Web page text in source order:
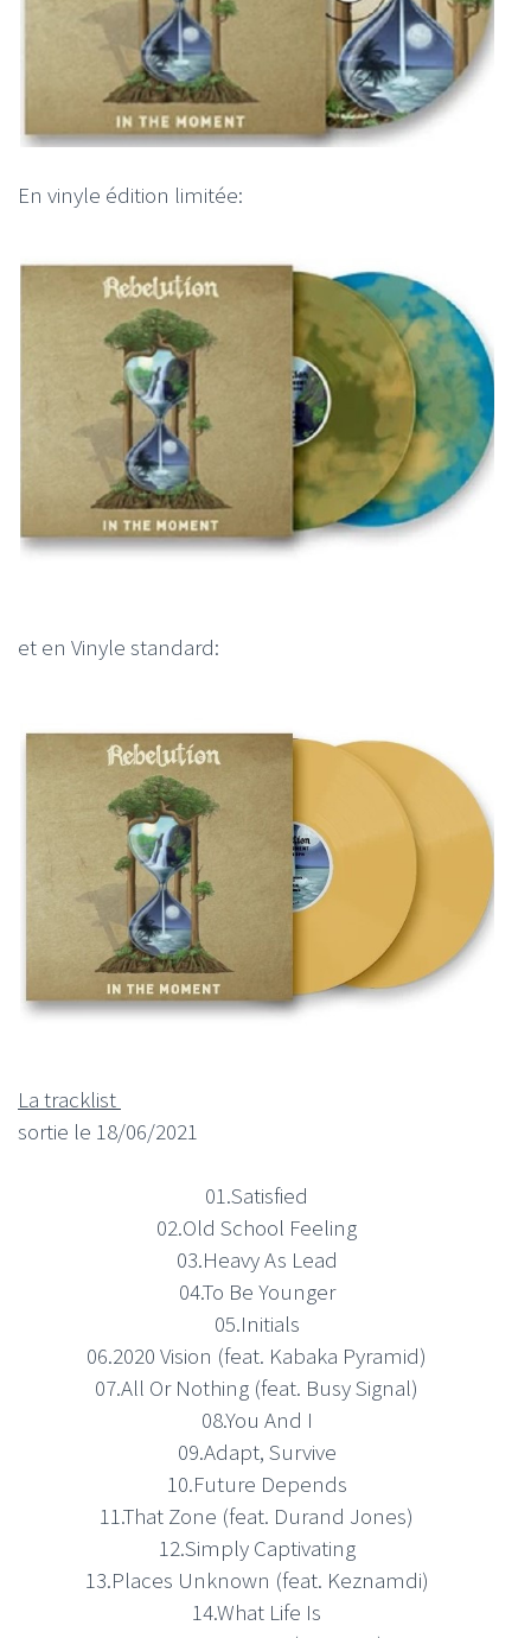
En vinyle édition limitée:
et en Vinyle standard:
La tracklist
sortie le 18/06/2021
01.Satisfied
02.Old School Feeling
03.Heavy As Lead
04.To Be Younger
05.Initials
06.2020 Vision (feat. Kabaka Pyramid)
07.All Or Nothing (feat. Busy Signal)
08.You And I
09.Adapt, Survive
10.Future Depends
11.That Zone (feat. Durand Jones)
12.Simply Captivating
13.Places Unknown (feat. Keznamdi)
14.What Life Is